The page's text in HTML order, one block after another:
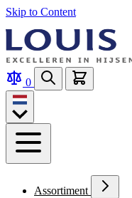
Skip to Content
0
Assortiment